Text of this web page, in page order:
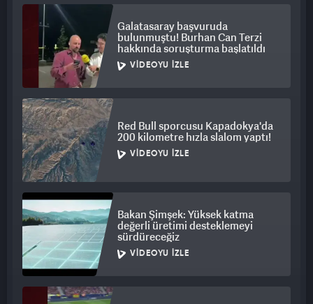
Galatasaray başvuruda
bulunmuştu! Burhan Can Terzi
hakkında soruşturma başlatıldı
VIDEOYU İZLE
Red Bull sporcusu Kapadokya'da
200 kilometre hızla slalom yaptı!
VIDEOYU İZLE
Bakan Şimşek: Yüksek katma
değerli üretimi desteklemeyi
sürdüreceğiz
VIDEOYU İZLE